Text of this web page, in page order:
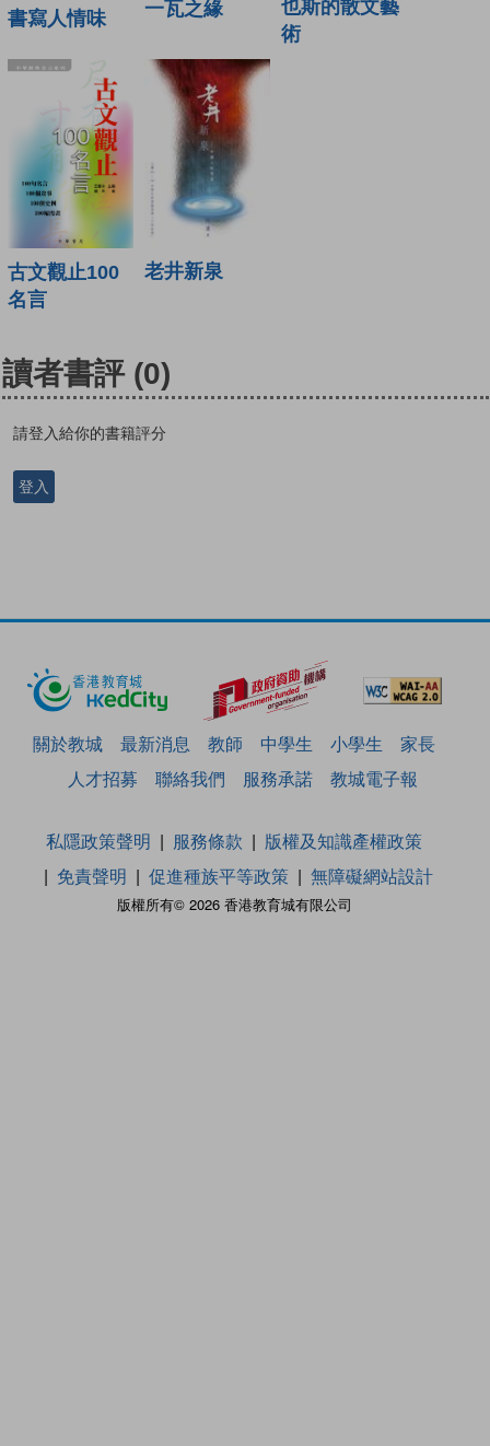
書寫人情味 一瓦之緣
也斯的散文藝
術
古文觀止100
名言
老井新泉
讀者書評 (0)
請登入給你的書籍評分
登入
關於教城 最新消息 教師 中學生 小學生
家長
人才招募
聯絡我們 服務承諾 教城電子報
版權所有© 2026 香港教育城有限公司
私隱政策聲明 服務條款
版權及知識產權政策
免責聲明
促進種族平等政策 無障礙網站設計